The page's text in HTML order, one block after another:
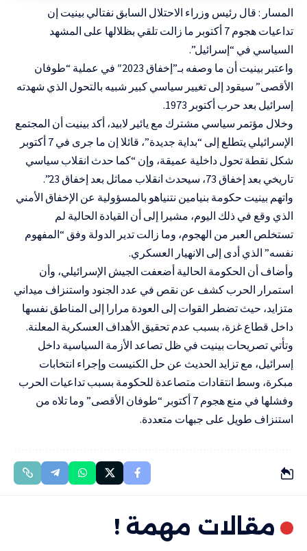
المسار : قال رئيس وزراء الاحتلال السابق نفتالي بينيت إن
تداعيات هجوم 7 أكتوبر ما زالت تلقي بظلالها على المشهد
السياسي في “إسرائيل”.
واعتبر بينيت أن ما وصفه بـ”إخفاق 2023″ في عملية “طوفان
الأقصى” سيقود إلى تغيير سياسي كبير شبيه بالتحول الذي شهدته
إسرائيل بعد حرب أكتوبر 1973.
وخلال مؤتمر سياسي مشترك مع يائير لابيد، أكد بينيت أن المجتمع
الإسرائيلي يتطلع إلى “بداية جديدة”، قائلا إن ما جرى في 7 أكتوبر
شكل نقطة تحول داخلية عميقة، وإن “كما حدث انقلاب سياسي
تاريخي بعد إخفاق 73، سيحدث انقلاب مماثل بعد إخفاق 23”.
واتهم بينيت حكومة بنيامين نتنياهو بالمسؤولية عن الإخفاق الأمني
الذي وقع في ذلك اليوم، مشيرا إلى أن القيادة الحالية لم
تستخلص العبر من الهجوم، وما زالت تدير الدولة وفق “المفهوم
نفسه” الذي أدى إلى الانهيار العسكري.
وأضاف أن الحكومة الحالية أضعفت الجيش الإسرائيلي، وأن
استمرار الحرب كشف عن نقص في عدد الجنود واستنزاف ميداني
متزايد، حيث تضطر القوات إلى العودة مرارا إلى المناطق نفسها
داخل قطاع غزة، بسبب عدم تحقيق الأهداف العسكرية المعلنة.
وتأتي تصريحات بينيت في ظل تصاعد الأزمة السياسية داخل
إسرائيل، مع تزايد الحديث عن حل الكنيست وإجراء انتخابات
مبكرة، وسط انتقادات متصاعدة للحكومة بسبب تداعيات الحرب
وفشلها في منع هجوم 7 أكتوبر “طوفان الأقصى” وما تلاه من
استنزاف طويل على جبهات متعددة.
مقالات مهمة !